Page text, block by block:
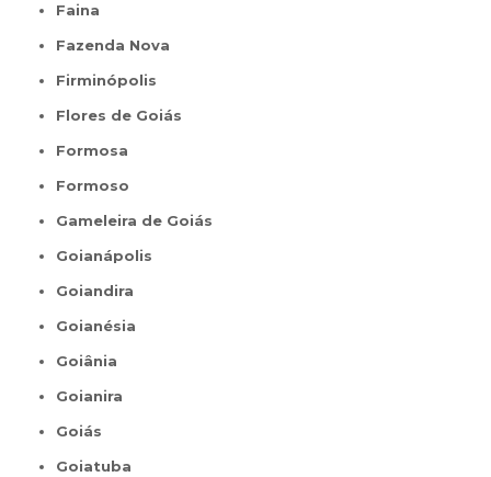
Faina
Fazenda Nova
Firminópolis
Flores de Goiás
Formosa
Formoso
Gameleira de Goiás
Goianápolis
Goiandira
Goianésia
Goiânia
Goianira
Goiás
Goiatuba